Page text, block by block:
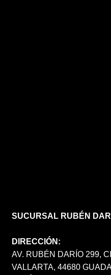
SUCURSAL RUBÉN
DIRECCIÓN:
AV. RUBÉN DARÍO 299,
VALLARTA, 44680